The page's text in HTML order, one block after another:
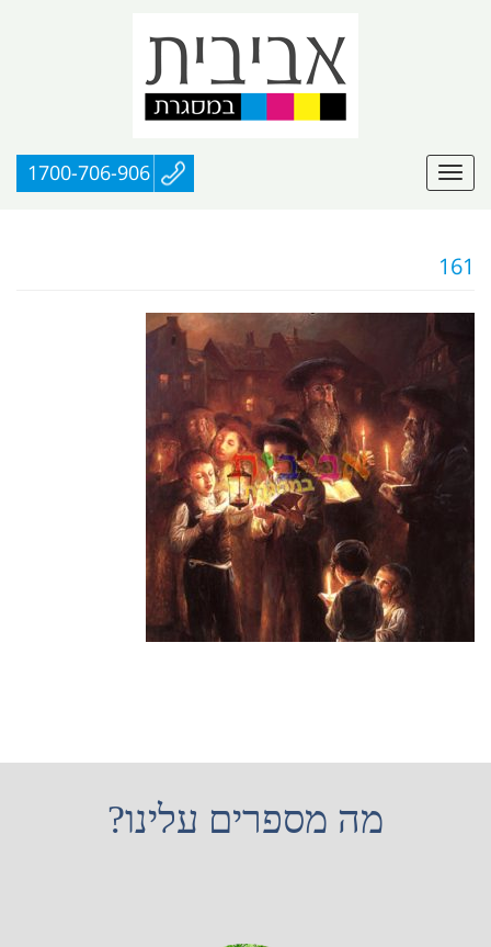
1700-706-906
161
מה מספרים עלינו?